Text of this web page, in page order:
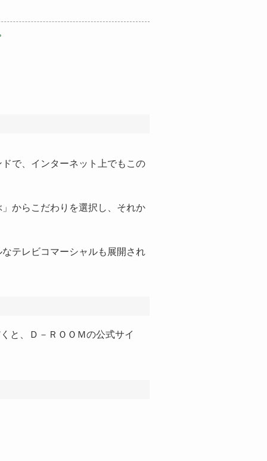
で、インターネット上でもこの
からこだわりを選択し、それか
テレビコマーシャルも展開され
と、Ｄ－ＲＯＯＭの公式サイ